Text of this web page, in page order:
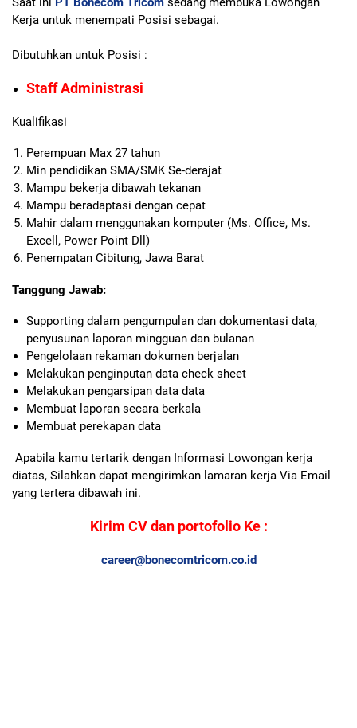
Kerja untuk menempati Posisi sebagai.
Dibutuhkan untuk Posisi :
Staff Administrasi
Kualifikasi
Perempuan Max 27 tahun
Min pendidikan SMA/SMK Se-derajat
Mampu bekerja dibawah tekanan
Mampu beradaptasi dengan cepat
Mahir dalam menggunakan komputer (Ms. Office, Ms.
Excell, Power Point Dll)
Penempatan Cibitung, Jawa Barat
Tanggung Jawab:
Supporting dalam pengumpulan dan dokumentasi data,
penyusunan laporan mingguan dan bulanan
Pengelolaan rekaman dokumen berjalan
Melakukan penginputan data check sheet
Melakukan pengarsipan data data
Membuat laporan secara berkala
Membuat perekapan data
Apabila kamu tertarik dengan Informasi Lowongan kerja
diatas, Silahkan dapat mengirimkan lamaran kerja Via Email
yang tertera dibawah ini.
Kirim CV dan portofolio Ke :
career@bonecomtricom.co.id